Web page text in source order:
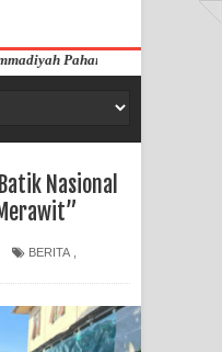
Palangka Raya
Nasional
BERITA